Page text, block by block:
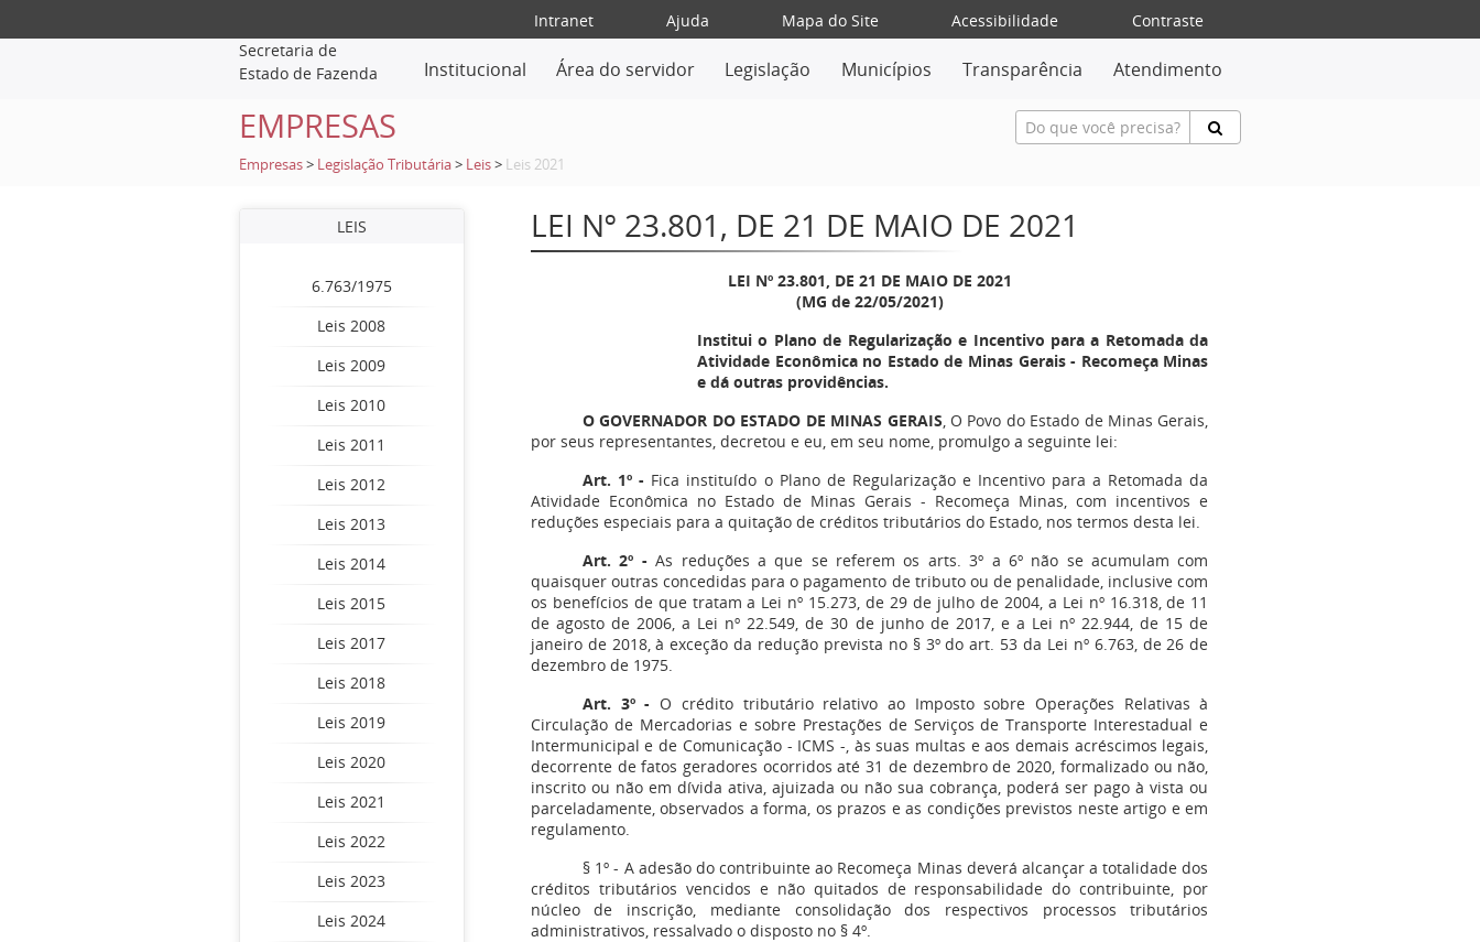
Intranet Ajuda Mapa do Site Acessibilidade
Contraste
Secretaria de
Estado de Fazenda
Institucional Área do servidor Legislação Municípios Transparência Atendimento
EMPRESAS
Empresas > Legislação Tributária > Leis > Leis 2021
LEIS
6.763/1975
Leis 2008
Leis 2009
Leis 2010
Leis 2011
Leis 2012
Leis 2013
Leis 2014
Leis 2015
Leis 2017
Leis 2018
Leis 2019
Leis 2020
Leis 2021
Leis 2022
Leis 2023
Leis 2024
LEI Nº 23.801, DE 21 DE MAIO DE 2021
LEI Nº 23.801, DE 21 DE MAIO DE 2021
(MG de 22/05/2021)
Institui o Plano de Regularização e Incentivo para a Retomada da
Atividade Econômica no Estado de Minas Gerais - Recomeça Minas
e dá outras providências.
O GOVERNADOR DO ESTADO DE MINAS GERAIS, O Povo do Estado de Minas Gerais,
por seus representantes, decretou e eu, em seu nome, promulgo a seguinte lei:
Art. 1º - Fica instituído o Plano de Regularização e Incentivo para a Retomada da
Atividade Econômica no Estado de Minas Gerais - Recomeça Minas, com incentivos e
reduções especiais para a quitação de créditos tributários do Estado, nos termos desta lei.
Art. 2º - As reduções a que se referem os arts. 3º a 6º não se acumulam com
quaisquer outras concedidas para o pagamento de tributo ou de penalidade, inclusive com
os benefícios de que tratam a Lei nº 15.273, de 29 de julho de 2004, a Lei nº 16.318, de 11
de agosto de 2006, a Lei nº 22.549, de 30 de junho de 2017, e a Lei nº 22.944, de 15 de
janeiro de 2018, à exceção da redução prevista no § 3º do art. 53 da Lei nº 6.763, de 26 de
dezembro de 1975.
Art. 3º - O crédito tributário relativo ao Imposto sobre Operações Relativas à
Circulação de Mercadorias e sobre Prestações de Serviços de Transporte Interestadual e
Intermunicipal e de Comunicação - ICMS -, às suas multas e aos demais acréscimos legais,
decorrente de fatos geradores ocorridos até 31 de dezembro de 2020, formalizado ou não,
inscrito ou não em dívida ativa, ajuizada ou não sua cobrança, poderá ser pago à vista ou
parceladamente, observados a forma, os prazos e as condições previstos neste artigo e em
regulamento.
§ 1º - A adesão do contribuinte ao Recomeça Minas deverá alcançar a totalidade dos
créditos tributários vencidos e não quitados de responsabilidade do contribuinte, por
núcleo de inscrição, mediante consolidação dos respectivos processos tributários
administrativos, ressalvado o disposto no § 4º.